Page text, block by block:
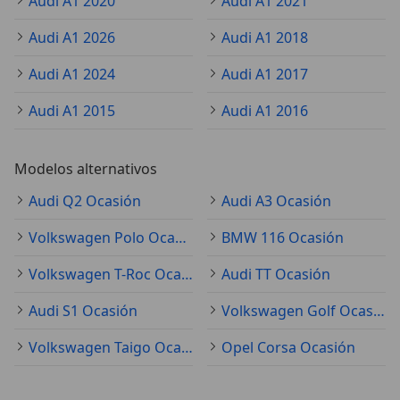
Audi A1 2026
Audi A1 2018
Audi A1 2024
Audi A1 2017
Audi A1 2015
Audi A1 2016
Modelos alternativos
Audi Q2 Ocasión
Audi A3 Ocasión
Volkswagen Polo Ocasión
BMW 116 Ocasión
Volkswagen T-Roc Ocasión
Audi TT Ocasión
Audi S1 Ocasión
Volkswagen Golf Ocasión
Volkswagen Taigo Ocasión
Opel Corsa Ocasión